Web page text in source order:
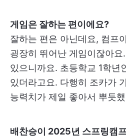
게임은 잘하는 편이에요?
잘하는 편은 아닌데요, 컴프
굉장히 뛰어난 게임이잖아
있으니까요. 초등학교 1학년
있더라고요. 다행히 조카가
능력치가 제일 좋아서 뿌듯
배찬승이 2025년 스프링캠